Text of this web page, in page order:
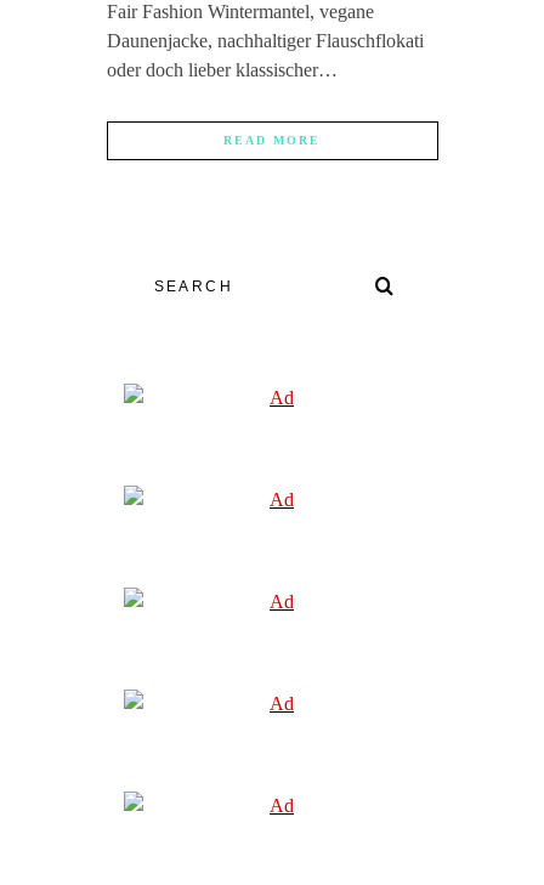
Fair Fashion Wintermantel, vegane
Daunenjacke, nachhaltiger Flauschflokati
oder doch lieber klassischer…
READ MORE